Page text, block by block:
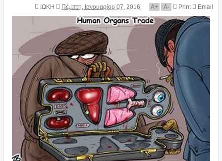
ΙΩΚΗ Πέμπτη, Ιανουαρίου 07, 2016 A+ A- Print Email